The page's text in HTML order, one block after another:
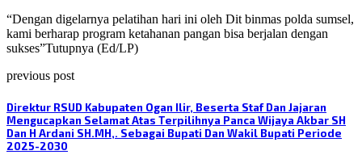
“Dengan digelarnya pelatihan hari ini oleh Dit binmas polda sumsel,
kami berharap program ketahanan pangan bisa berjalan dengan
sukses”Tutupnya (Ed/LP)
previous post
Direktur RSUD Kabupaten Ogan Ilir, Beserta Staf Dan Jajaran
Mengucapkan Selamat Atas Terpilihnya Panca Wijaya Akbar SH
Dan H Ardani SH.MH,. Sebagai Bupati Dan Wakil Bupati Periode
2025-2030